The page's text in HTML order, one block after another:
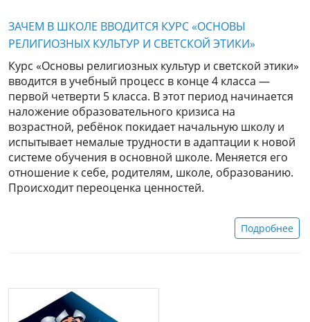
ЗАЧЕМ В ШКОЛЕ ВВОДИТСЯ КУРС «ОСНОВЫ
РЕЛИГИОЗНЫХ КУЛЬТУР И СВЕТСКОЙ ЭТИКИ»
Курс «Основы религиозных культур и светской этики»
вводится в учебный процесс в конце 4 класса —
первой четверти 5 класса. В этот период начинается
наложение образовательного кризиса на
возрастной, ребёнок покидает начальную школу и
испытывает немалые трудности в адаптации к новой
системе обучения в основной школе. Меняется его
отношение к себе, родителям, школе, образованию.
Происходит переоценка ценностей.
Подробнее